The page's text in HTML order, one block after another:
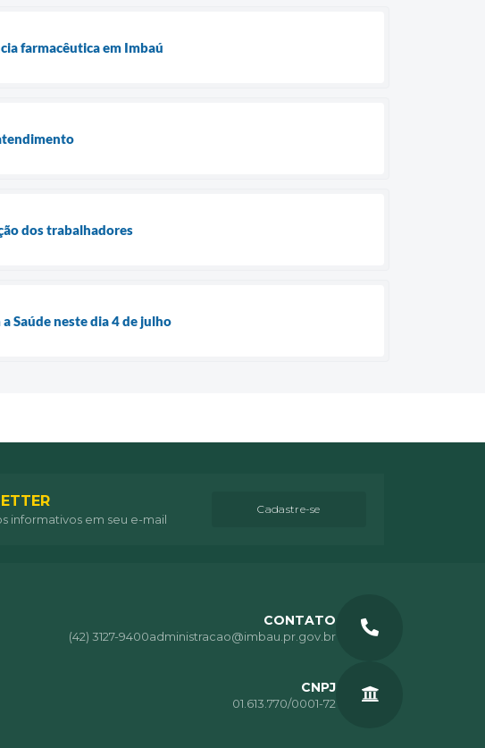
farmacêutica em Imbaú
dos trabalhadores
Saúde neste dia 4 de julho
informativos em seu e-mail
Cadastre-se
CONTATO
(42) 3127-9400administracao@imbau.pr.gov.br
CNPJ
01.613.770/0001-72